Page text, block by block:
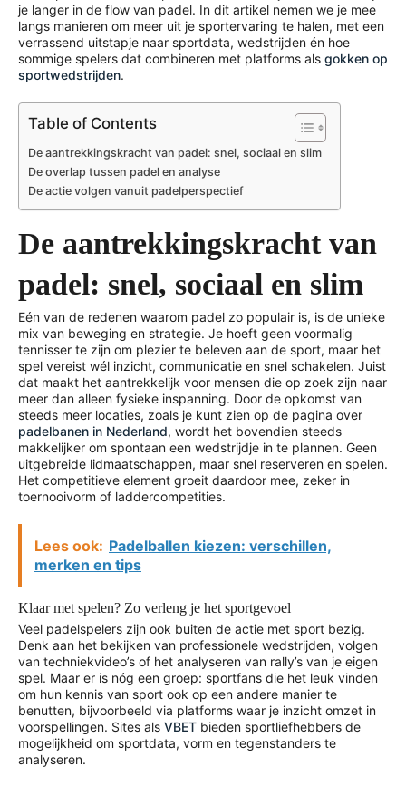
je langer in de flow van padel. In dit artikel nemen we je mee
langs manieren om meer uit je sportervaring te halen, met een
verrassend uitstapje naar sportdata, wedstrijden én hoe
sommige spelers dat combineren met platforms als gokken op
sportwedstrijden.
Table of Contents
De aantrekkingskracht van padel: snel, sociaal en slim
De overlap tussen padel en analyse
De actie volgen vanuit padelperspectief
De aantrekkingskracht van
padel: snel, sociaal en slim
Eén van de redenen waarom padel zo populair is, is de unieke
mix van beweging en strategie. Je hoeft geen voormalig
tennisser te zijn om plezier te beleven aan de sport, maar het
spel vereist wél inzicht, communicatie en snel schakelen. Juist
dat maakt het aantrekkelijk voor mensen die op zoek zijn naar
meer dan alleen fysieke inspanning. Door de opkomst van
steeds meer locaties, zoals je kunt zien op de pagina over
padelbanen in Nederland, wordt het bovendien steeds
makkelijker om spontaan een wedstrijdje in te plannen. Geen
uitgebreide lidmaatschappen, maar snel reserveren en spelen.
Het competitieve element groeit daardoor mee, zeker in
toernooivorm of laddercompetities.
Lees ook: Padelballen kiezen: verschillen,
merken en tips
Klaar met spelen? Zo verleng je het sportgevoel
Veel padelspelers zijn ook buiten de actie met sport bezig.
Denk aan het bekijken van professionele wedstrijden, volgen
van techniekvideo’s of het analyseren van rally’s van je eigen
spel. Maar er is nóg een groep: sportfans die het leuk vinden
om hun kennis van sport ook op een andere manier te
benutten, bijvoorbeeld via platforms waar je inzicht omzet in
voorspellingen. Sites als VBET bieden sportliefhebbers de
mogelijkheid om sportdata, vorm en tegenstanders te
analyseren.